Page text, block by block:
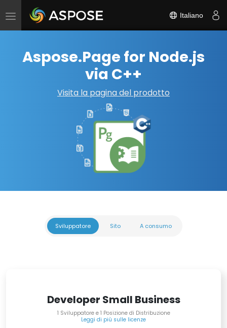
Attiva/disattiva
Italiano
Aspose.Page for Node.js
via C++
Visita la pagina del prodotto
Sviluppatore Sito A consumo
Developer Small Business
1 Sviluppatore e 1 Posizione di Distribuzione
Leggi di più sulle licenze